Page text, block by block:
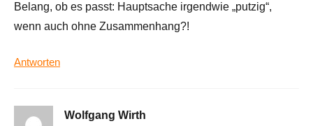
Belang, ob es passt: Hauptsache irgendwie „putzig“,
wenn auch ohne Zusammenhang?!
Antworten
Wolfgang Wirth